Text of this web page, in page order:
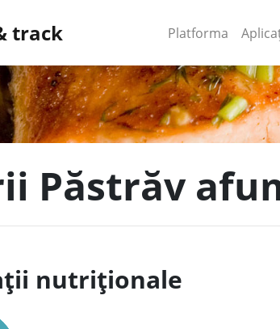
track Platforma
Păstrăv
nutriționale